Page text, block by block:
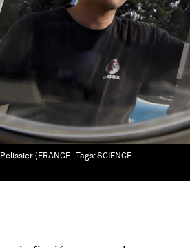
(FRANCE - Tags: SCIENCE